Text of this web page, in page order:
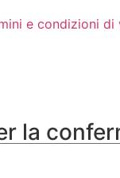
e condizioni di
la